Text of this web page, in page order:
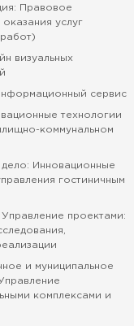
Правовое
услуг
визуальных
сервис
технологии
коммунальном
дело: Инновационные
гостиничным
проектами:
и муниципальное
комплексами и